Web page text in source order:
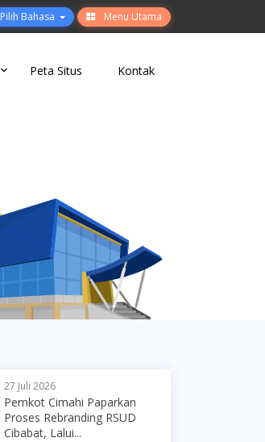
Pilih Bahasa Menu Utama
Peta Situs Kontak
27 Juli 2026
Pemkot Cimahi Paparkan
Proses Rebranding RSUD
Cibabat, Lalui...